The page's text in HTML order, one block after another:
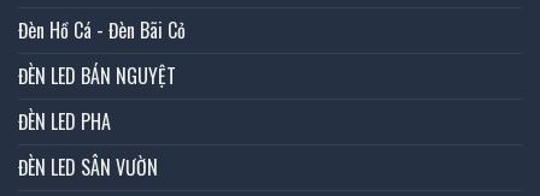
Đèn Hồ Cá - Đèn Bãi Cỏ
ĐÈN LED BÁN NGUYỆT
ĐÈN LED PHA
ĐÈN LED SÂN VƯỜN